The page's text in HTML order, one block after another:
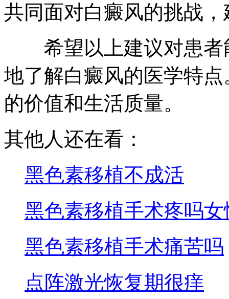
共同面对白癜风的挑战
希望以上建议对患者
地了解白癜风的医学特
的价值和生活质量。
其他人还在看：
黑色素移植不成活
黑色素移植手术疼吗女
黑色素移植手术痛苦吗
点阵激光恢复期很痒